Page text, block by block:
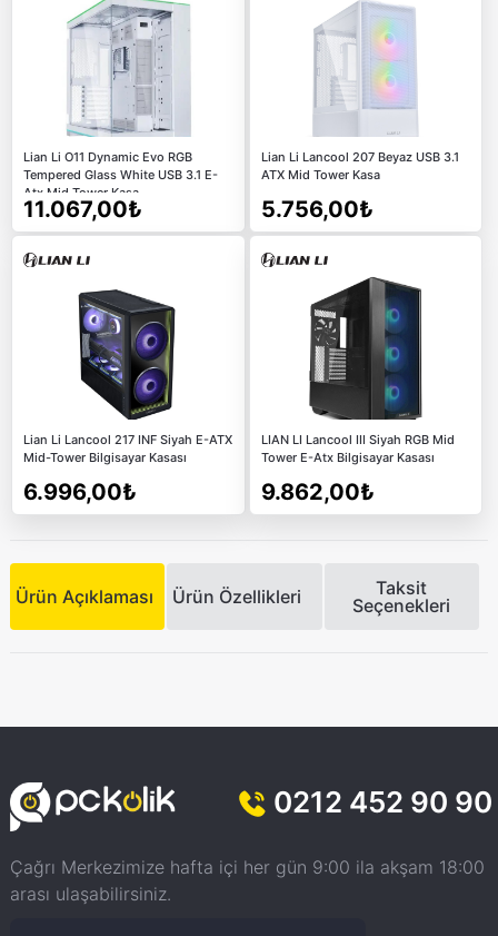
Lian Li O11 Dynamic Evo RGB
Tempered Glass White USB 3.1 E-
Atx Mid Tower Kasa
11.067,00₺
Lian Li Lancool 207 Beyaz USB 3.1
ATX Mid Tower Kasa
5.756,00₺
Lian Li Lancool 217 INF Siyah E-ATX
Mid-Tower Bilgisayar Kasası
6.996,00₺
LIAN LI Lancool III Siyah RGB Mid
Tower E-Atx Bilgisayar Kasası
9.862,00₺
Ürün Açıklaması Ürün Özellikleri
Taksit
Seçenekleri
0212 452 90 90
Çağrı Merkezimize hafta içi her gün 9:00 ila akşam 18:00
arası ulaşabilirsiniz.